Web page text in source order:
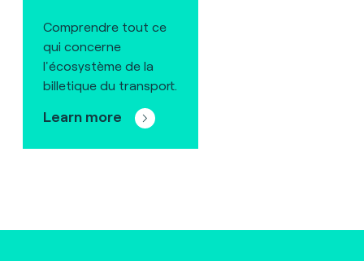
Comprendre tout ce
qui concerne
l'écosystème de la
billetique du transport.
Learn more